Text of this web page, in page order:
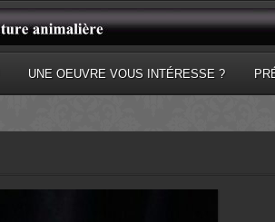
UNE OEUVRE VOUS INTÉRESSE ?